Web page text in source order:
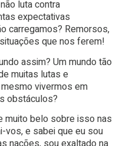
luta contra
expectativas
carregamos? Remorsos,
que nos ferem!
assim? Um mundo tão
muitas lutas e
vivermos em
obstáculos?
muito belo sobre isso nas
vos, e sabei que eu sou